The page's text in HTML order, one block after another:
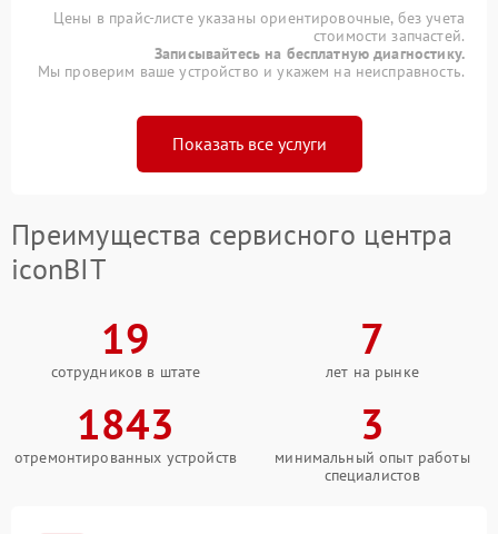
Цены в прайс-листе указаны ориентировочные, без учета
стоимости запчастей.
Записывайтесь на бесплатную диагностику.
Мы проверим ваше устройство и укажем на неисправность.
Показать все услуги
Преимущества сервисного центра
iconBIT
19
сотрудников в штате
7
лет на рынке
1843
отремонтированных устройств
3
минимальный опыт работы
специалистов